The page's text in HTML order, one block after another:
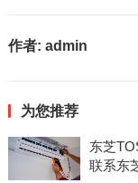
作者: admin
为您推荐
东芝
联系东